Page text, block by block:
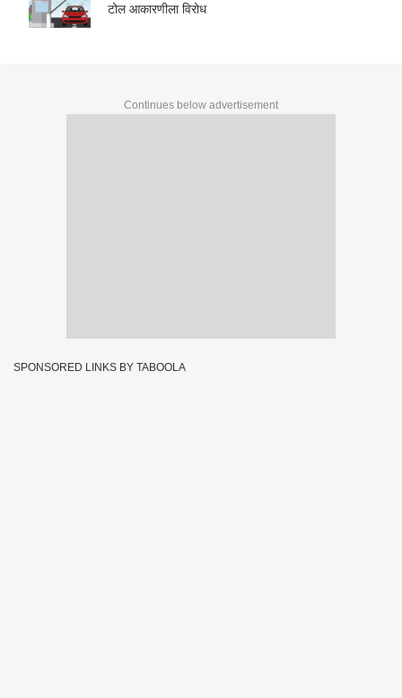
टोल आकारणीला विरोध
Continues below advertisement
SPONSORED LINKS BY TABOOLA